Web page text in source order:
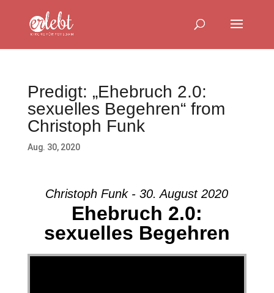
Predigt: „Ehebruch 2.0:
sexuelles Begehren“ from
Christoph Funk
Aug. 30, 2020
Christoph Funk - 30. August 2020
Ehebruch 2.0:
sexuelles Begehren
Video-Player